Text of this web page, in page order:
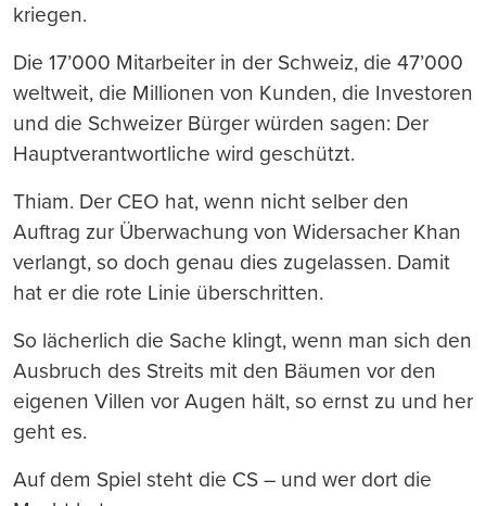
kriegen.
Die 17’000 Mitarbeiter in der Schweiz, die 47’000
weltweit, die Millionen von Kunden, die Investoren
und die Schweizer Bürger würden sagen: Der
Hauptverantwortliche wird geschützt.
Thiam. Der CEO hat, wenn nicht selber den
Auftrag zur Überwachung von Widersacher Khan
verlangt, so doch genau dies zugelassen. Damit
hat er die rote Linie überschritten.
So lächerlich die Sache klingt, wenn man sich den
Ausbruch des Streits mit den Bäumen vor den
eigenen Villen vor Augen hält, so ernst zu und her
geht es.
Auf dem Spiel steht die CS – und wer dort die